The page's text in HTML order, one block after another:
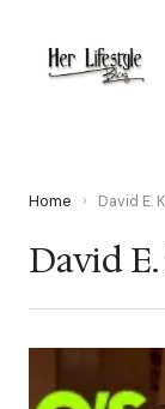
Home › David E.
David